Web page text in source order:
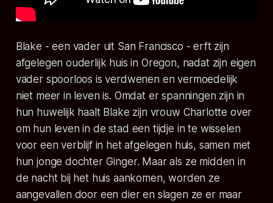
Blake - een vader uit San Francisco - erft zijn
afgelegen ouderlijk huis in Oregon, nadat zijn eigen
vader spoorloos is verdwenen en vermoedelijk
niet meer in leven is. Omdat er spanningen zijn in
hun huwelijk haalt Blake zijn vrouw Charlotte over
om hun leven in de stad een tijdje in te wisselen
voor een verblijf in het afgelegen huis, samen met
hun jonge dochter Ginger. Maar als ze midden in
de nacht bij het huis aankomen, worden ze
aangevallen door een dier en slagen ze er maar